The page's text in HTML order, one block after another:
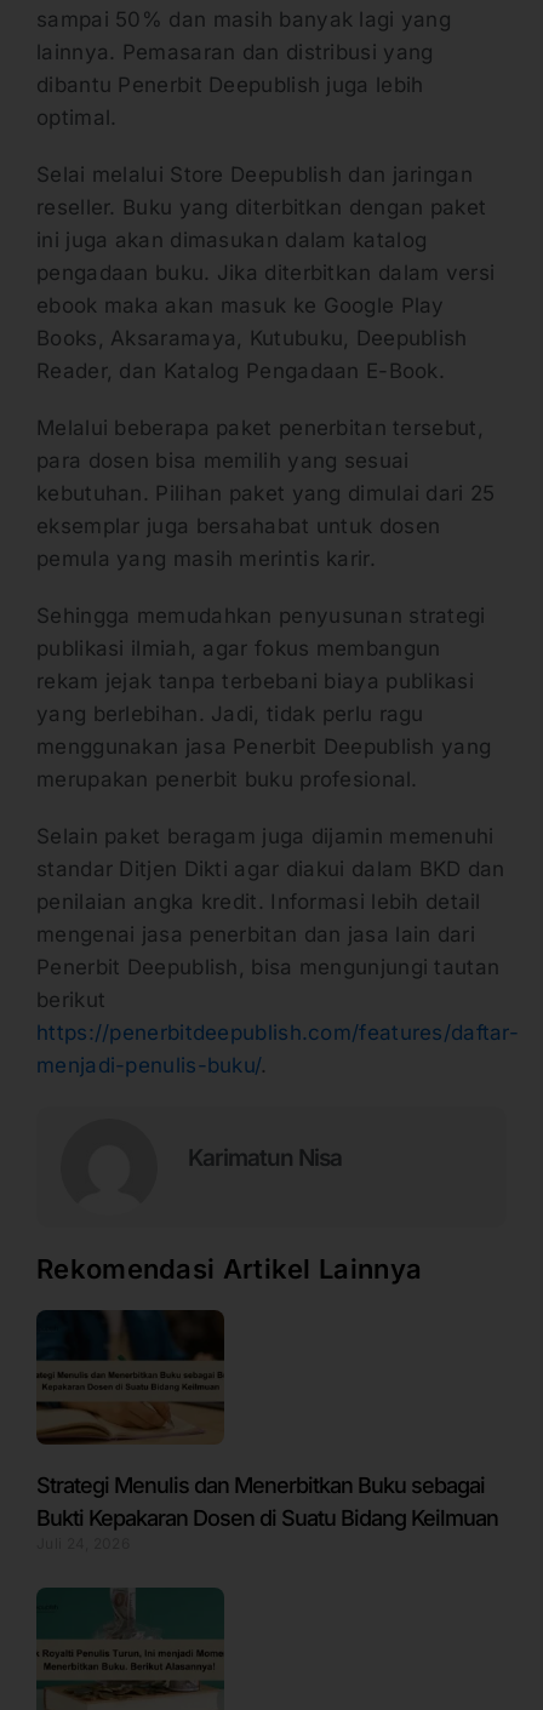
sampai 50% dan masih banyak lagi yang
lainnya. Pemasaran dan distribusi yang
dibantu Penerbit Deepublish juga lebih
optimal.
Selai melalui Store Deepublish dan jaringan
reseller. Buku yang diterbitkan dengan paket
ini juga akan dimasukan dalam katalog
pengadaan buku. Jika diterbitkan dalam versi
ebook maka akan masuk ke Google Play
Books, Aksaramaya, Kutubuku, Deepublish
Reader, dan Katalog Pengadaan E-Book.
Melalui beberapa paket penerbitan tersebut,
para dosen bisa memilih yang sesuai
kebutuhan. Pilihan paket yang dimulai dari 25
eksemplar juga bersahabat untuk dosen
pemula yang masih merintis karir.
Sehingga memudahkan penyusunan strategi
publikasi ilmiah, agar fokus membangun
rekam jejak tanpa terbebani biaya publikasi
yang berlebihan. Jadi, tidak perlu ragu
menggunakan jasa Penerbit Deepublish yang
merupakan penerbit buku profesional.
Selain paket beragam juga dijamin memenuhi
standar Ditjen Dikti agar diakui dalam BKD dan
penilaian angka kredit. Informasi lebih detail
mengenai jasa penerbitan dan jasa lain dari
Penerbit Deepublish, bisa mengunjungi tautan
berikut
https://penerbitdeepublish.com/features/daftar-
menjadi-penulis-buku/.
Karimatun Nisa
Rekomendasi Artikel Lainnya
Strategi Menulis dan Menerbitkan Buku sebagai
Bukti Kepakaran Dosen di Suatu Bidang Keilmuan